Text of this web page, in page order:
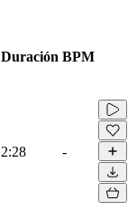
Duración BPM
2:28 -